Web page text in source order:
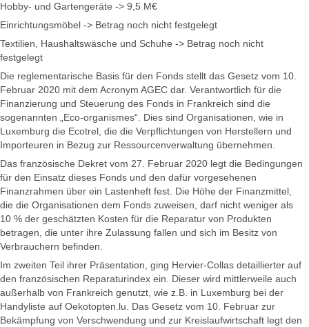
Hobby- und Gartengeräte -> 9,5 M€
Einrichtungsmöbel -> Betrag noch nicht festgelegt
Textilien, Haushaltswäsche und Schuhe -> Betrag noch nicht
festgelegt
Die reglementarische Basis für den Fonds stellt das Gesetz vom 10.
Februar 2020 mit dem Acronym AGEC dar. Verantwortlich für die
Finanzierung und Steuerung des Fonds in Frankreich sind die
sogenannten „Eco-organismes“. Dies sind Organisationen, wie in
Luxemburg die Ecotrel, die die Verpflichtungen von Herstellern und
Importeuren in Bezug zur Ressourcenverwaltung übernehmen.
Das französische Dekret vom 27. Februar 2020 legt die Bedingungen
für den Einsatz dieses Fonds und den dafür vorgesehenen
Finanzrahmen über ein Lastenheft fest. Die Höhe der Finanzmittel,
die die Organisationen dem Fonds zuweisen, darf nicht weniger als
10 % der geschätzten Kosten für die Reparatur von Produkten
betragen, die unter ihre Zulassung fallen und sich im Besitz von
Verbrauchern befinden.
Im zweiten Teil ihrer Präsentation, ging Hervier-Collas detaillierter auf
den französischen Reparaturindex ein. Dieser wird mittlerweile auch
außerhalb von Frankreich genutzt, wie z.B. in Luxemburg bei der
Handyliste auf Oekotopten.lu. Das Gesetz vom 10. Februar zur
Bekämpfung von Verschwendung und zur Kreislaufwirtschaft legt den